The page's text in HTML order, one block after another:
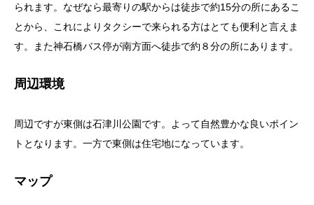
られます。なぜなら最寄りの駅からは徒歩で約15分の所にあるこ
とから、これによりタクシーで来られる方はとても便利と言えま
す。また神石橋バス停が南方面へ徒歩で約８分の所にあります。
周辺環境
周辺ですが東側は石津川公園です。よって自然豊かな良いポイン
トとなります。一方で東側は住宅地になっています。
マップ